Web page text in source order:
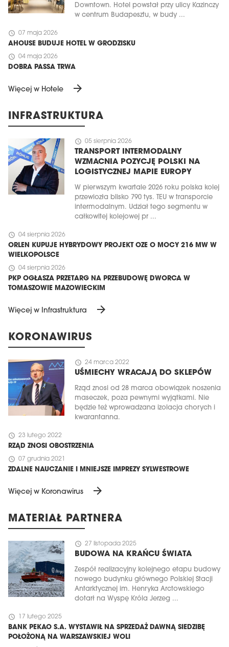
Downtown. Hotel powstał przy ulicy Kazinczy
w centrum Budapesztu, w budy ...
schedule 07 maja 2026
AHOUSE BUDUJE HOTEL W GRODZISKU
schedule 04 maja 2026
DOBRA PASSA TRWA
Więcej w Hotele arrow_forward
INFRASTRUKTURA
schedule 05 sierpnia 2026
TRANSPORT INTERMODALNY
WZMACNIA POZYCJĘ POLSKI NA
LOGISTYCZNEJ MAPIE EUROPY
W pierwszym kwartale 2026 roku polska kolej
przewiozła blisko 790 tys. TEU w transporcie
intermodalnym. Udział tego segmentu w
całkowitej kolejowej pr ...
schedule 04 sierpnia 2026
ORLEN KUPUJE HYBRYDOWY PROJEKT OZE O MOCY 216 MW W
WIELKOPOLSCE
schedule 04 sierpnia 2026
PKP OGŁASZA PRZETARG NA PRZEBUDOWĘ DWORCA W
TOMASZOWIE MAZOWIECKIM
Więcej w Infrastruktura arrow_forward
KORONAWIRUS
schedule 24 marca 2022
UŚMIECHY WRACAJĄ DO SKLEPÓW
Rząd znosi od 28 marca obowiązek noszenia
maseczek, poza pewnymi wyjątkami. Nie
będzie też wprowadzana izolacja chorych i
kwarantanna.
schedule 23 lutego 2022
RZĄD ZNOSI OBOSTRZENIA
schedule 07 grudnia 2021
ZDALNE NAUCZANIE I MNIEJSZE IMPREZY SYLWESTROWE
Więcej w Koronawirus arrow_forward
MATERIAŁ PARTNERA
schedule 27 listopada 2025
BUDOWA NA KRAŃCU ŚWIATA
Zespół realizacyjny kolejnego etapu budowy
nowego budynku głównego Polskiej Stacji
Antarktycznej im. Henryka Arctowskiego
dotarł na Wyspę Króla Jerzeg ...
schedule 17 lutego 2025
BANK PEKAO S.A. WYSTAWIŁ NA SPRZEDAŻ DAWNĄ SIEDZIBĘ
POŁOŻONĄ NA WARSZAWSKIEJ WOLI